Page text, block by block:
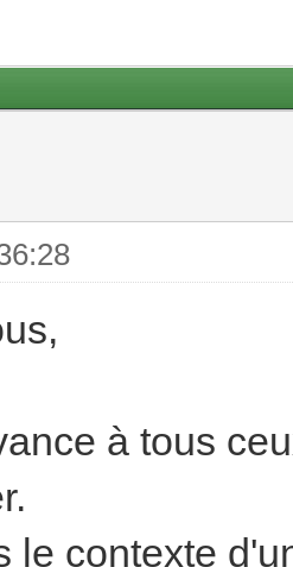
à tous
le contexte